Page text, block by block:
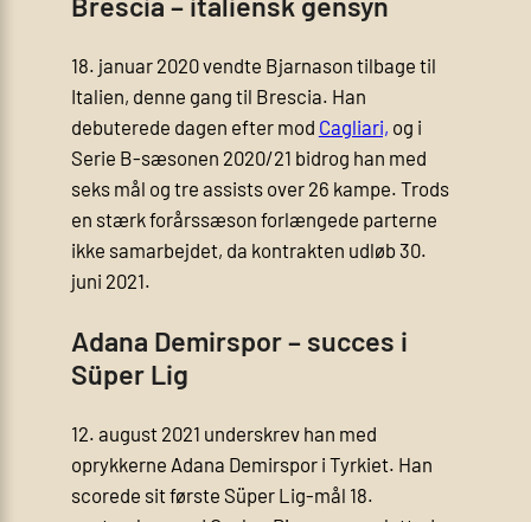
18. januar 2020 vendte Bjarnason tilbage til
Italien, denne gang til Brescia. Han
debuterede dagen efter mod Cagliari, og i
Serie B-sæsonen 2020/21 bidrog han med
seks mål og tre assists over 26 kampe. Trods
en stærk forårssæson forlængede parterne
ikke samarbejdet, da kontrakten udløb 30.
juni 2021.
Adana Demirspor – succes i
Süper Lig
12. august 2021 underskrev han med
oprykkerne Adana Demirspor i Tyrkiet. Han
scorede sit første Süper Lig-mål 18.